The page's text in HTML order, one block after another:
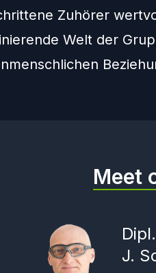
Zuhörer
Welt der
Meet
J.